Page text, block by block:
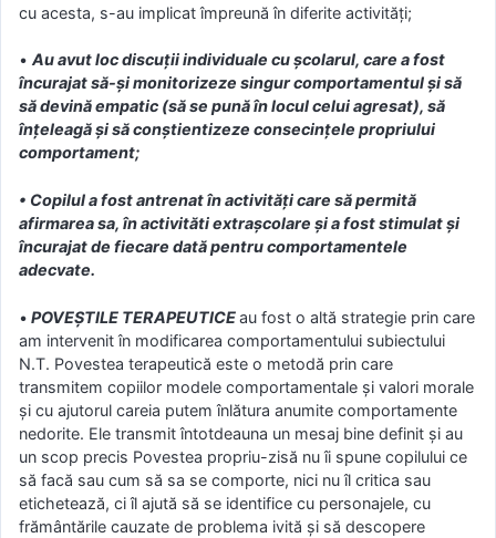
cu acesta, s-au implicat împreună în diferite activităţi;
• Au avut loc discuții individuale cu școlarul, care a fost
încurajat să-şi monitorizeze singur comportamentul şi să
să devină empatic (să se pună în locul celui agresat), să
înțeleagă și să conștientizeze consecinţele propriului
comportament;
• Copilul a fost antrenat în activităţi care să permită
afirmarea sa, în activităti extraşcolare şi a fost stimulat şi
încurajat de fiecare dată pentru comportamentele
adecvate.
• POVEŞTILE TERAPEUTICEau fost o altă strategie prin care
am intervenit în modificarea comportamentului subiectului
N.T. Povestea terapeutică este o metodă prin care
transmitem copiilor modele comportamentale şi valori morale
şi cu ajutorul careia putem înlătura anumite comportamente
nedorite. Ele transmit întotdeauna un mesaj bine definit și au
un scop precis Povestea propriu-zisă nu îi spune copilului ce
să facă sau cum să sa se comporte, nici nu îl critica sau
etichetează, ci îl ajută să se identifice cu personajele, cu
frământările cauzate de problema ivită şi să descopere